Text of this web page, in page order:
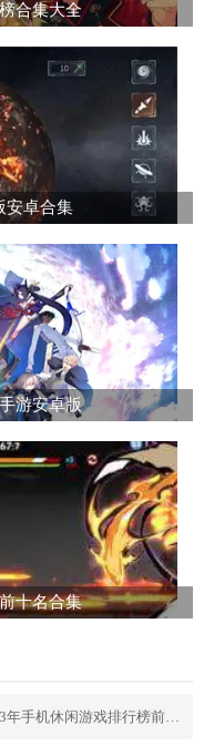
合集大全
安卓合集
游安卓版
十名合集
2023年手机休闲游戏排行榜前十名